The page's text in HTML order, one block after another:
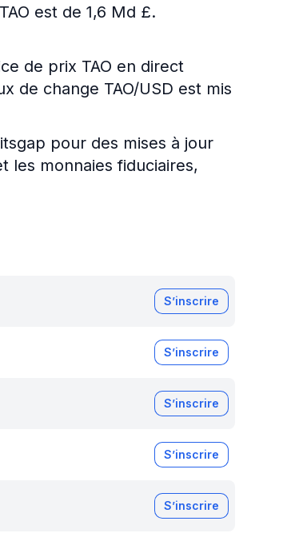
est de 1,6 Md £.
de prix TAO en direct
de change TAO/USD est mis
pour des mises à jour
les monnaies fiduciaires,
S’inscrire
S’inscrire
S’inscrire
S’inscrire
S’inscrire